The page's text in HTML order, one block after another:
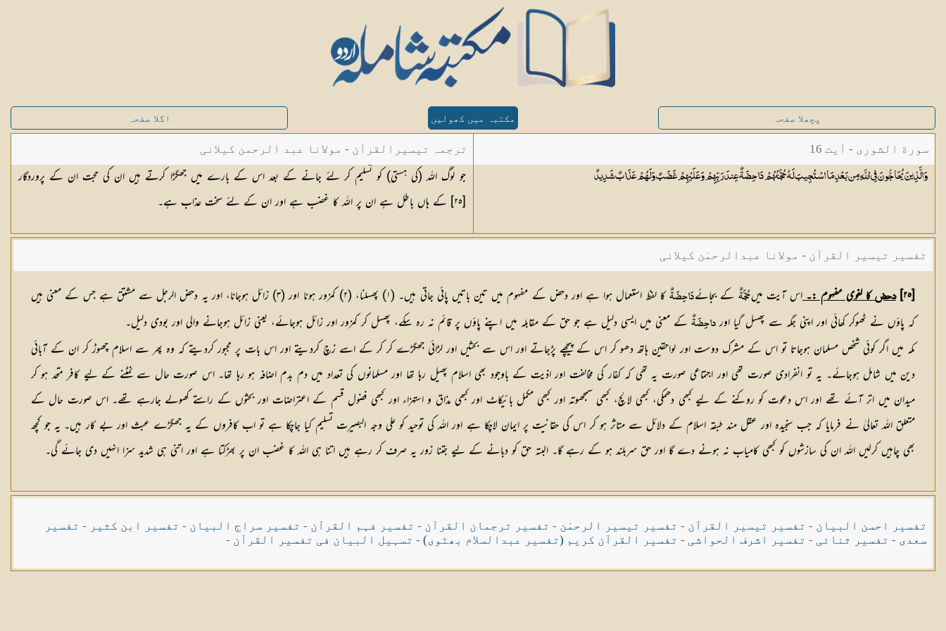
پچھلا صفحہ مکتبہ میں کھولیں اگلا صفحہ
سورة الشورى - آیت 16
وَالَّذِينَ يُحَاجُّونَ فِي اللَّهِ مِن بَعْدِ مَا اسْتُجِيبَ لَهُ حُجَّتُهُمْ دَاحِضَةٌ عِندَ رَبِّهِمْ وَعَلَيْهِمْ غَضَبٌ وَلَهُمْ عَذَابٌشَدِيدٌ
ترجمہ تیسیرالقرآن - مولانا عبد الرحمن کیلانی
جو لوگ اللہ (کی ہستی) کو تسلیم کر لئے جانے کے بعد اس کے بارے میں جھگڑا کرتے ہیں ان کی حجت ان کے پروردگار
[٢٥] کے ہاں باطل ہے ان پر اللہ کا غضب ہے اور ان کے لئے سخت عذاب ہے۔
تفسیر تیسیر القرآن - مولانا عبدالرحمٰن کیلانی
[٢٥] دحضکا لغوی مفہوم :۔ اس آیت میںحُجَّۃٌ کے بجائےدَاحِضَۃٌ
کا لفظ استعمال ہوا ہے اور دحض کے مفہوم میں تین باتیں پائی جاتی ہیں۔ (١) پھسلنا، (٢) کمزور ہونا اور (٣) زائل ہوجانا، اور یہ دحض الرجل سے مشتق ہے جس کے معنی ہیں
کہ پاؤں نے ٹھوکر کھائی اور اپنی جگہ سے پھسل گیا اور داحِضَۃٌ کے معنی میں ایسی دلیل ہے جو حق کے مقابلہ میں اپنے پاؤں پر قائم نہ رہ سکے، پھسل کر کمزور اور زائل ہوجائے، یعنی زائل ہوجانے والی اور بودی دلیل۔
مکہ میں اگر کوئی شخص مسلمان ہوجاتا تو اس کے مشرک دوست اور لواحقین ہاتھ دھو کر اس کے پیچھے پڑجاتے اور اس سے بحثیں اور لڑائی جھگڑے کر کر کے اسے زچ کردیتے اور اس بات پر مجبور کردیتے کہ وہ پھر سے اسلام چھوڑ کر ان کے آبائی
دین میں شامل ہوجائے۔ یہ تو انفرادی صورت تھی اور اجتماعی صورت یہ تھی کہ کفار کی مخالفت اور اذیت کے باوجود بھی اسلام پھیل رہا تھا اور مسلمانوں کی تعداد میں دم بدم اضافہ ہو رہا تھا۔ اس صورت حال سے نمٹنے کے لیے کافر متحد ہو کر
میدان میں اتر آئے تھے اور اس دعوت کو روکنے کے لیے کبھی دھمکی، کبھی لالچ، کبھی سمجھوتہ اور کبھی مکمل بائیکاٹ اور کبھی مذاق و استہزاء اور کبھی فضول قسم کے اعتراضات اور بحثوں کے راستے کھولے جارہے تھے۔ اس صورت حال کے
متعلق اللہ تعالیٰ نے فرمایا کہ جب سنجیدہ اور عقل مند طبقہ اسلام کے دلائل سے متاثر ہو کر اس کی حقانیت پر ایمان لاچکا ہے اور اللہ کی توحید کو علی وجہ البصیرت تسلیم کیا جاچکا ہے تو اب کافروں کے یہ جھگڑے عبث اور بے کار ہیں۔ یہ جو کچھ
بھی چاہیں کرلیں اللہ ان کی سازشوں کو کبھی کامیاب نہ ہونے دے گا اور حق سربلند ہو کے رہے گا۔ البتہ حق کو دبانے کے لیے جتنا زور یہ صرف کر رہے ہیں اتنا ہی اللہ کا غضب ان پر بھڑکتا ہے اور اتنی ہی شدید سزا انہیں دی جائے گی۔
تفسیر احسن البیان - تفسیر تیسیر القرآن - تفسیر تیسیر الرحمٰن - تفسیر ترجمان القرآن - تفسیر فہم القرآن - تفسیر سراج البیان - تفسیر ابن کثیر - تفسیر
سعدی - تفسیر ثنائی - تفسیر اشرف الحواشی - تفسیر القرآن کریم (تفسیر عبدالسلام بھٹوی) - تسہیل البیان فی تفسیر القرآن -